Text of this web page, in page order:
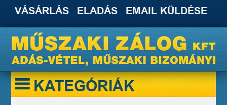
VÁSÁRLÁS ELADÁS EMAIL KÜLDÉSE
KATEGÓRIÁK